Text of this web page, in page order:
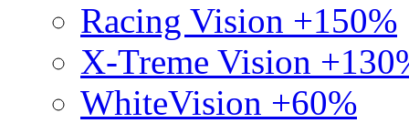
Racing Vision +150%
X-Treme Vision
WhiteVision +60%